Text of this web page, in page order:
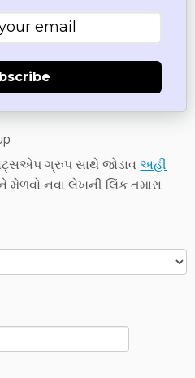
ગ્રુપ સાથે જોડાવઅહીં
મેળવો નવા લેખની લિંક તમારા